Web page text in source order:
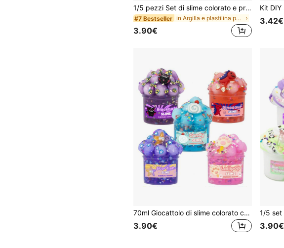
1/5 pezzi Set di slime colorato e profumato da 70ml, adatto per bambini, carino e non appiccicoso, regalo di Natale e bomboniera ideale per ragazzi e ragazze
#7 Bestseller in Argilla e plastilina per bambini
3.90€
3.42€
70ml Giocattolo di slime colorato con suono di rottura, palla di slime cristallino, decorato con pipistrello, dinosauro, stella marina, adatto per bambini e bambine, ottimo per omaggi da festa
3.90€ 3.90€